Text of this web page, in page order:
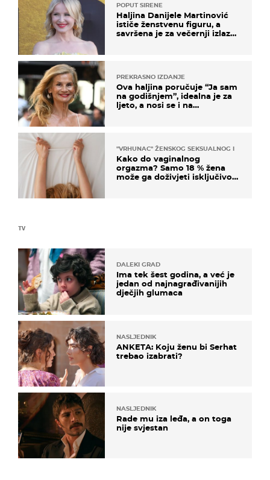
TV
DALEKI GRAD
Ima tek šest godina, a već je
jedan od najnagrađivanijih
dječjih glumaca
NASLJEDNIK
ANKETA: Koju ženu bi Serhat
trebao izabrati?
NASLJEDNIK
Rade mu iza leđa, a on toga
nije svjestan
POPUT SIRENE
Haljina Danijele Martinović
ističe ženstvenu figuru, a
savršena je za večernji izlazak
PREKRASNO IZDANJE
Ova haljina poručuje “Ja sam
na godišnjem”, idealna je za
ljeto, a nosi se i na
"VRHUNAC" ŽENSKOG SEKSUALNOG ISKUSTVA
Kako do vaginalnog
orgazma? Samo 18 % žena
može ga doživjeti isključivo